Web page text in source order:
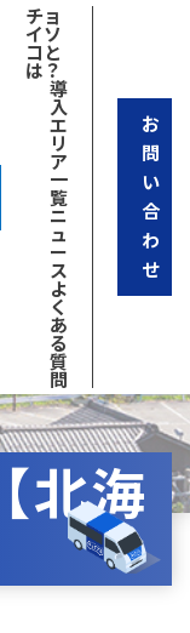
チョ
イソ
コと
は？
導
入
エ
リ
ア
一
覧
ニ
ュ
ー
ス
よ
く
あ
る
質
問
お
問
い
合
わ
せ
北海